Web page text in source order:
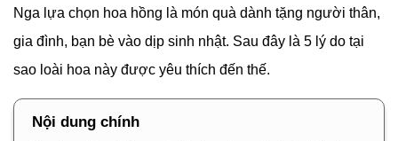
Nga lựa chọn hoa hồng là món quà dành tặng người thân,
gia đình, bạn bè vào dịp sinh nhật. Sau đây là 5 lý do tại
sao loài hoa này được yêu thích đến thế.
Nội dung chính